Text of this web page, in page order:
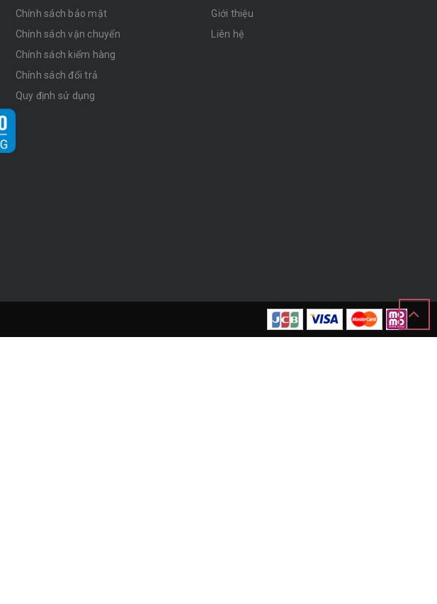
Chính sách bảo mật
Chính sách vận chuyển
Chính sách kiểm hàng
Chính sách đổi trả
Quy định sử dụng
Giới thiệu
Liên hệ